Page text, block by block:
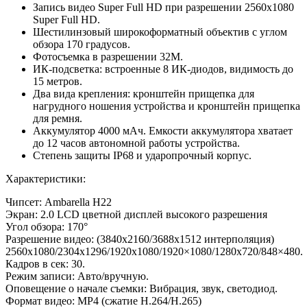
Запись видео Super Full HD при разрешении 2560х1080
Super Full HD.
Шестилинзовый широкоформатный объектив с углом
обзора 170 градусов.
Фотосъемка в разрешении 32М.
ИК-подсветка: встроенные 8 ИК-диодов, видимость до
15 метров.
Два вида крепления: кронштейн прищепка для
нагрудного ношения устройства и кронштейн прищепка
для ремня.
Аккумулятор 4000 мАч. Емкости аккумулятора хватает
до 12 часов автономной работы устройства.
Степень защиты IP68 и ударопрочный корпус.
Характеристики:
Чипсет: Ambarella Н22
Экран: 2.0 LCD цветной дисплей высокого разрешения
Угол обзора: 170°
Разрешение видео: (3840х2160/3688х1512 интерполяция)
2560х1080/2304х1296/1920х1080/1920×1080/1280х720/848×480.
Кадров в сек: 30.
Режим записи: Авто/вручную.
Оповещение о начале съемки: Вибрация, звук, светодиод.
Формат видео: MP4 (сжатие H.264/H.265)